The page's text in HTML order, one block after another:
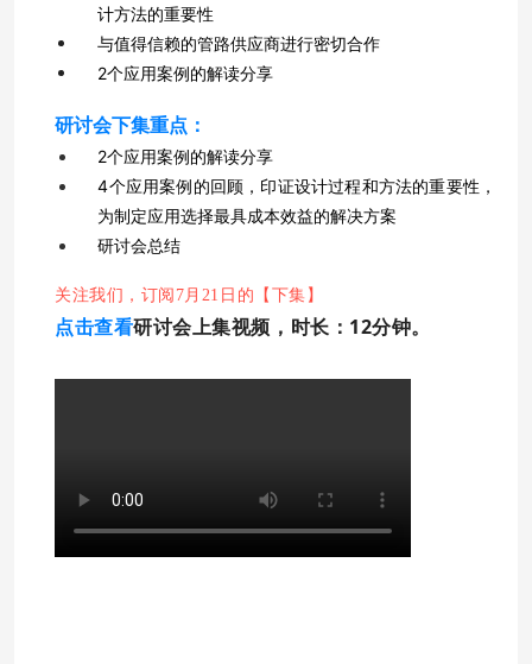
计方法的重要性
与值得信赖的管路供应商进行密切合作
2个应用案例的解读分享
研讨会下集重点：
2个应用案例的解读分享
4个应用案例的回顾，印证设计过程和方法的重要性，
为制定应用选择最具成本效益的解决方案
研讨会总结
关注我们，订阅7月21日的【下集】
点击查看研讨会上集视频，时长：12分钟。